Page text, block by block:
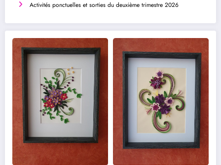
Activités ponctuelles et sorties du deuxième trimestre 2026